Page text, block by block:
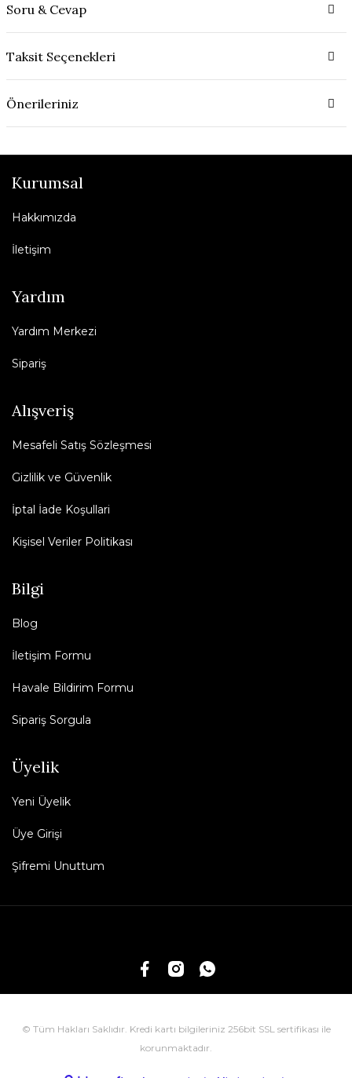
Soru & Cevap
Taksit Seçenekleri
Önerileriniz
Kurumsal
Hakkımızda
İletişim
Yardım
Yardım Merkezi
Sipariş
Alışveriş
Mesafeli Satış Sözleşmesi
Gizlilik ve Güvenlik
İptal İade Koşullari
Kişisel Veriler Politikası
Bilgi
Blog
İletişim Formu
Havale Bildirim Formu
Sipariş Sorgula
Üyelik
Yeni Üyelik
Üye Girişi
Şifremi Unuttum
© Tüm Hakları Saklıdır. Kredi kartı bilgileriniz 256bit SSL sertifikası ile
korunmaktadır.